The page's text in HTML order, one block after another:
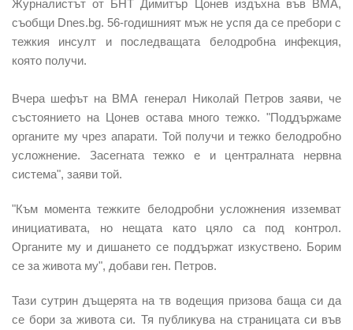
Журналистът от БНТ Димитър Цонев издъхна във ВМА,
съобщи Dnes.bg. 56-годишният мъж не успя да се пребори с
тежкия инсулт и последващата белодробна инфекция,
която получи.
Вчера шефът на ВМА генерал Николай Петров заяви, че
състоянието на Цонев остава много тежко. "Поддържаме
органите му чрез апарати. Той получи и тежко белодробно
усложнение. Засегната тежко е и централната нервна
система", заяви той.
"Към момента тежките белодробни усложнения изземват
инициативата, но нещата като цяло са под контрол.
Органите му и дишането се поддържат изкуствено. Борим
се за живота му", добави ген. Петров.
Тази сутрин дъщерята на тв водещия призова баща си да
се бори за живота си. Тя публикува на страницата си във